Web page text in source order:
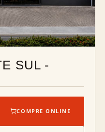
SUL -
COMPRE ONLINE